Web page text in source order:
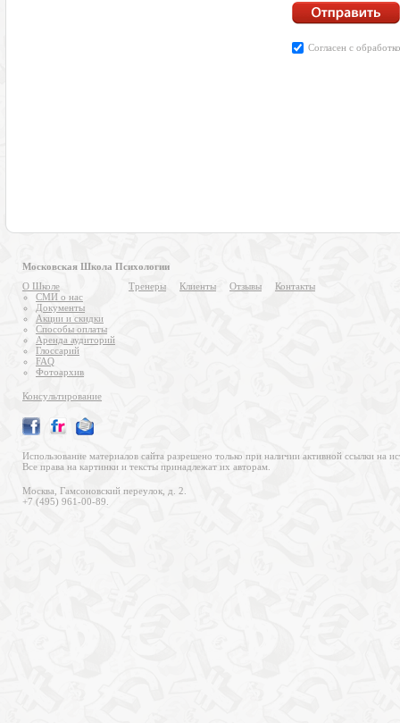
Московская Школа Психологии
О Школе
СМИ о нас
Документы
Акции и скидки
Способы оплаты
Аренда аудиторий
Глоссарий
FAQ
Фотоархив
Тренеры Клиенты Отзывы Контакты
Консультирование
Использование материалов сайта разрешено только при наличии активной ссылки на
Все права на картинки и тексты принадлежат их авторам.
Москва, Гамсоновский переулок, д. 2.
+7 (495) 961-00-89.